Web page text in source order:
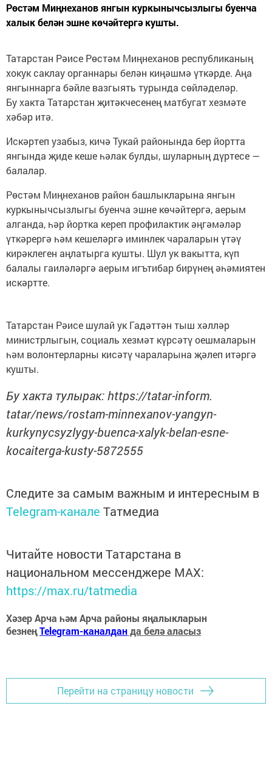
Рөстәм Миңнеханов янгын куркынычсызлыгы буенча
халык белән эшне көчәйтергә кушты.
Татарстан Рәисе Рөстәм Миңнеханов республиканың
хокук саклау органнары белән киңәшмә үткәрде. Аңа
янгыннарга бәйле вазгыять турында сөйләделәр.
Бу хакта Татарстан җитәкчесенең матбугат хезмәте
хәбәр итә.
Искәртеп узабыз, кичә Тукай районында бер йортта
янгында җиде кеше һәлак булды, шуларның дүртесе —
балалар.
Рөстәм Миңнеханов район башлыкларына янгын
куркынычсызлыгы буенча эшне көчәйтергә, аерым
алганда, һәр йортка кереп профилактик әңгәмәләр
үткәрергә һәм кешеләргә иминлек чараларын үтәү
кирәклеген аңлатырга кушты. Шул ук вакытта, күп
балалы гаиләләргә аерым игътибар бирүнең әһәмиятен
искәртте.
Татарстан Рәисе шулай ук Гадәттән тыш хәлләр
министрлыгын, социаль хезмәт күрсәтү оешмаларын
һәм волонтерларны кисәтү чараларына җәлеп итәргә
кушты.
Бу хакта тулырак: https://tatar-inform.
tatar/news/rostam-minnexanov-yangyn-
kurkynycsyzlygy-buenca-xalyk-belan-esne-
kocaiterga-kusty-5872555
Следите за самым важным и интересным в
Telegram-канале Татмедиа
Читайте новости Татарстана в
национальном мессенджере MАХ:
https://max.ru/tatmedia
Хәзер Арча һәм Арча районы яңалыкларын
безнеңTelegram-каналданда белә аласыз
Перейти на страницу новости